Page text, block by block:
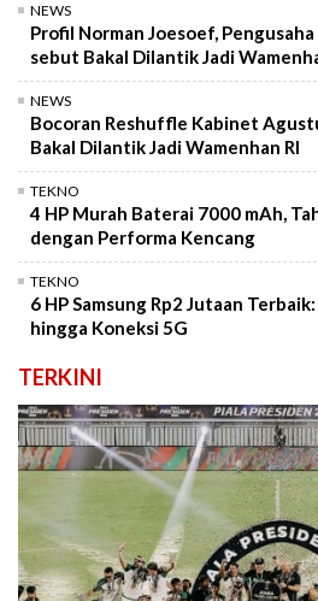
NEWS
Profil Norman Joesoef,
sebut Bakal Dilantik Jadi
NEWS
Bocoran Reshuffle Kabinet
Bakal Dilantik Jadi Wamenhan RI
TEKNO
4 HP Murah Baterai 7000 mAh,
dengan Performa Kencang
TEKNO
6 HP Samsung Rp2 Jutaan
hingga Koneksi 5G
TERKINI